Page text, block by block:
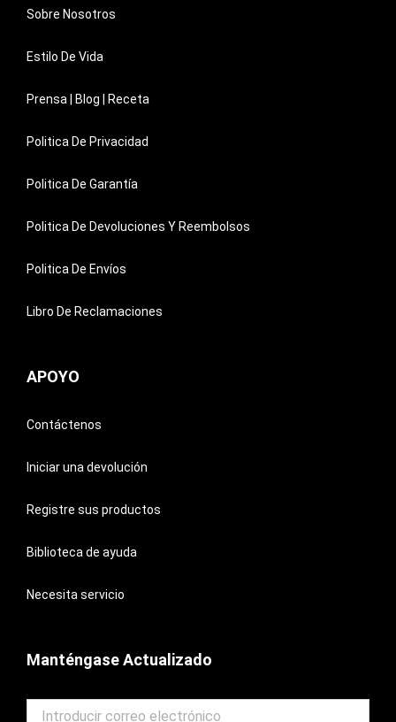
Sobre Nosotros
Estilo De Vida
Prensa | Blog | Receta
Politica De Privacidad
Politica De Garantía
Politica De Devoluciones Y Reembolsos
Politica De Envíos
Libro De Reclamaciones
APOYO
Contáctenos
Iniciar una devolución
Registre sus productos
Biblioteca de ayuda
Necesita servicio
Manténgase Actualizado